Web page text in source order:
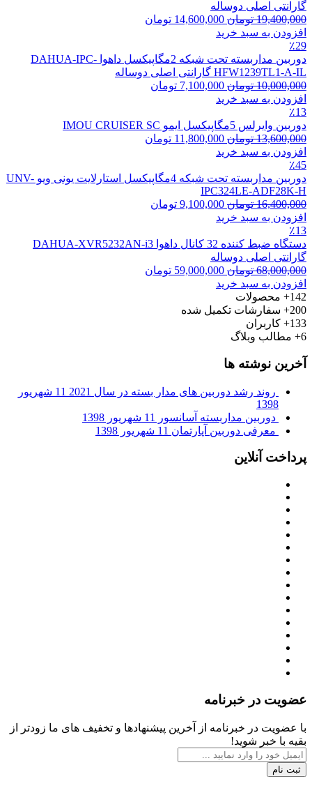
گارانتی اصلی دوساله
19,400,000 تومان 14,600,000 تومان
افزودن به سبد خرید
٪29
دوربین مداربسته تحت شبکه 2مگاپیکسل داهوا DAHUA-IPC-
HFW1239TL1-A-IL گارانتی اصلی دوساله
10,000,000 تومان 7,100,000 تومان
افزودن به سبد خرید
٪13
دوربین وایرلس 5مگاپیکسل ایمو IMOU CRUISER SC
13,600,000 تومان 11,800,000 تومان
افزودن به سبد خرید
٪45
دوربین مداربسته تحت شبکه 4مگاپیکسل استارلایت یونی ویو UNV-
IPC324LE-ADF28K-H
16,400,000 تومان 9,100,000 تومان
افزودن به سبد خرید
٪13
دستگاه ضبط کننده 32 کانال داهوا DAHUA-XVR5232AN-i3
گارانتی اصلی دوساله
68,000,000 تومان 59,000,000 تومان
افزودن به سبد خرید
142+
محصولات
200+
سفارشات تکمیل شده
133+
کاربران
6+
مطالب وبلاگ
آخرین نوشته ها
روند رشد دوربین های مدار بسته در سال 2021
11 شهریور
1398
دوربین مداربسته آسانسور
11 شهریور 1398
معرفی دوربین آپارتمان 11 شهریور 1398
پرداخت آنلاین
عضویت در خبرنامه
با عضویت در خبرنامه از آخرین پیشنهادها و تخفیف های ما زودتر از
بقیه با خبر شوید!
ثبت نام